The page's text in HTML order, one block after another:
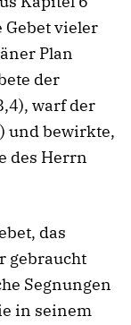
vieler
Plan
der
warf der
und bewirkte,
des Herrn
das
gebraucht
Segnungen
in seinem